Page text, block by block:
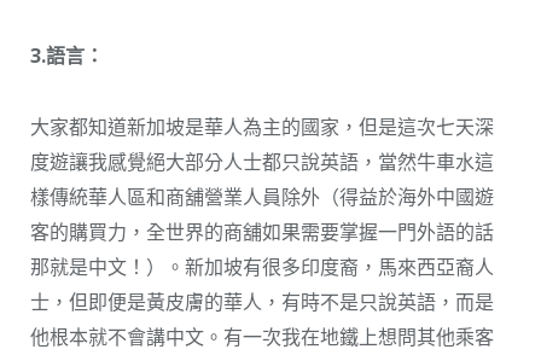
3.語言：
大家都知道新加坡是華人為主的國家，但是這次七天深
度遊讓我感覺絕大部分人士都只說英語，當然牛車水這
樣傳統華人區和商舖營業人員除外（得益於海外中國遊
客的購買力，全世界的商舖如果需要掌握一門外語的話
那就是中文！）。新加坡有很多印度裔，馬來西亞裔人
士，但即便是黃皮膚的華人，有時不是只說英語，而是
他根本就不會講中文。有一次我在地鐵上想問其他乘客